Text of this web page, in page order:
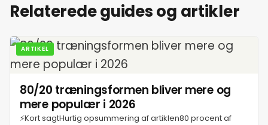
Relaterede guides og artikler
ARTIKEL
80/20 træningsformen bliver mere og
mere populær i 2026
⚡Kort sagtHurtig opsummering af artiklen80 procent af